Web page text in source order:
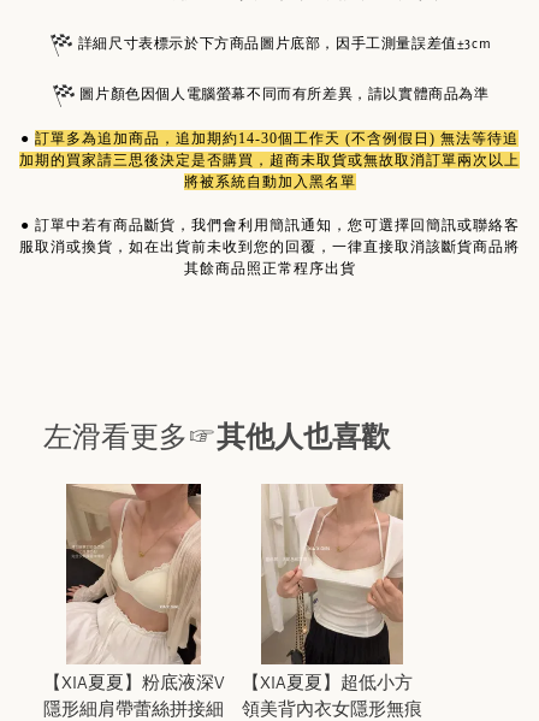
詳細尺寸表標示於下方商品圖片底部，因手工測量誤差值±3cm
圖片顏色因個人電腦螢幕不同而有所差異，請以實體商品為準
● 訂單多為追加商品 ，追加期約14-30個工作天 (不含例假日) 無法等待追
加期的買家請三思後決定是否購買，超商未取貨或無故取消訂單兩次以上
將被系統自動加入黑名單
● 訂單中若有商品斷貨，我們會利用簡訊通知，您可選擇回簡訊或聯絡客
服取消或換貨，如在出貨前未收到您的回覆，一律直接取消該斷貨商品將
其餘商品照正常程序出貨
左滑看更多☞其他人也喜歡
【XIA夏夏】粉底液深V
隱形細肩帶蕾絲拼接細
【XIA夏夏】超低小方
領美背內衣女隱形無痕